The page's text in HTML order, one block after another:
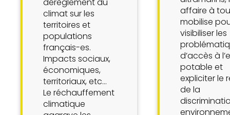
climat sur les
territoires et
populations
français-es.
Impacts sociaux,
économiques,
territoriaux, etc…
Le réchauffement
climatique
affaire à
mobilise
visibiliser les
d’accès à
potable et
expliciter le
de la